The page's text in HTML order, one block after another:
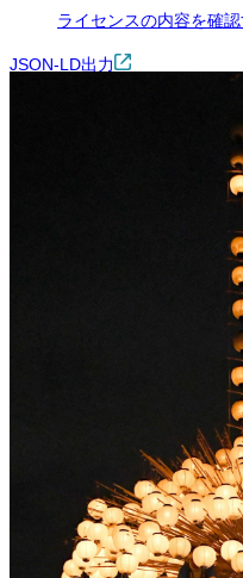
ライセンスの内容を確
JSON-LD出力
この画像は、非営利の範囲で
ング・色変更などの改変をし
ンス（CC BY-NC-SA）を適用
も適
条件付き
条件付き
クレジット表記
必須